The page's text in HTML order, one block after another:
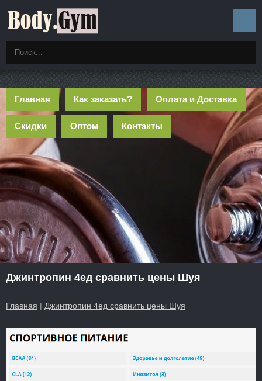
Главная Как заказать? Оплата и Доставка
Скидки Оптом Контакты
Джинтропин 4ед сравнить цены Шуя
Главная | Джинтропин 4ед сравнить цены Шуя